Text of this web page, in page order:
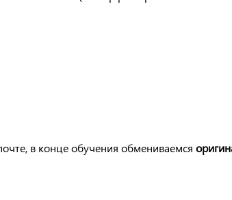
в конце обучения обмениваемся